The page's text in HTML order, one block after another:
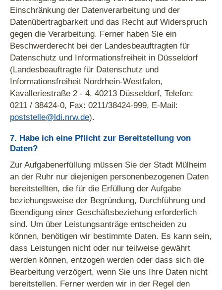
Einschränkung der Datenverarbeitung und der
Datenübertragbarkeit und das Recht auf Widerspruch
gegen die Verarbeitung. Ferner haben Sie ein
Beschwerderecht bei der Landesbeauftragten für
Datenschutz und Informationsfreiheit in Düsseldorf
(Landesbeauftragte für Datenschutz und
Informationsfreiheit Nordrhein-Westfalen,
Kavalleriestraße 2 - 4, 40213 Düsseldorf, Telefon:
0211 / 38424-0, Fax: 0211/38424-999, E-Mail:
poststelle@ldi.nrw.de).
7. Habe ich eine Pflicht zur Bereitstellung von
Daten?
Zur Aufgabenerfüllung müssen Sie der Stadt Mülheim
an der Ruhr nur diejenigen personenbezogenen Daten
bereitstellten, die für die Erfüllung der Aufgabe
beziehungsweise der Begründung, Durchführung und
Beendigung einer Geschäftsbeziehung erforderlich
sind. Um über Leistungsanträge entscheiden zu
können, benötigen wir bestimmte Daten. Es kann sein,
dass Leistungen nicht oder nur teilweise gewährt
werden können, entzogen werden oder dass sich die
Bearbeitung verzögert, wenn Sie uns Ihre Daten nicht
bereitstellen. Ferner werden wir in der Regel den